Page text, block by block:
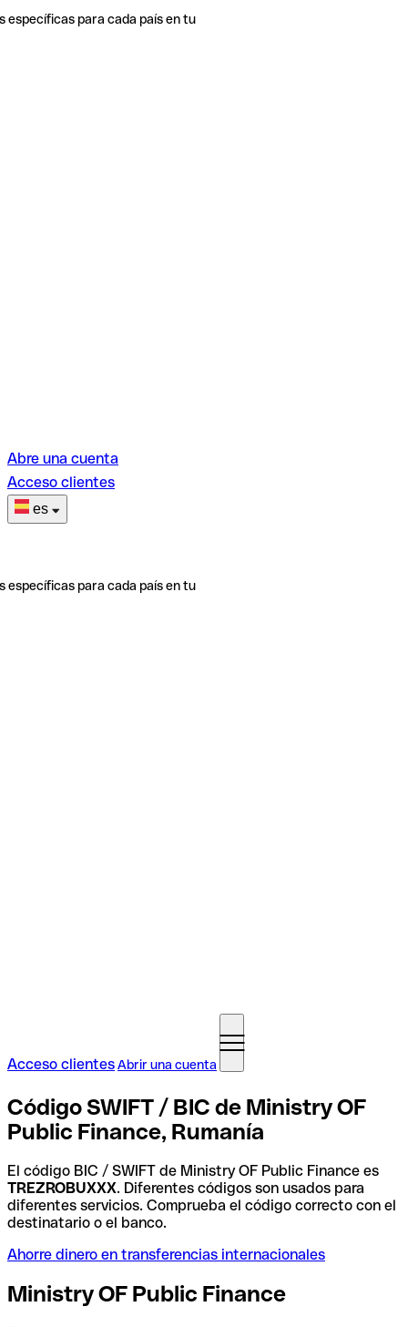
específicas para cada país en tu
Abre una cuenta
Acceso clientes
es
específicas para cada país en tu
Acceso clientesAbrir una cuenta
Código SWIFT / BIC de Ministry OF
Public Finance, Rumanía
El código BIC / SWIFT de Ministry OF Public Finance es
TREZROBUXXX. Diferentes códigos son usados para
diferentes servicios. Comprueba el código correcto con el
destinatario o el banco.
Ahorre dinero en transferencias internacionales
Ministry OF Public Finance